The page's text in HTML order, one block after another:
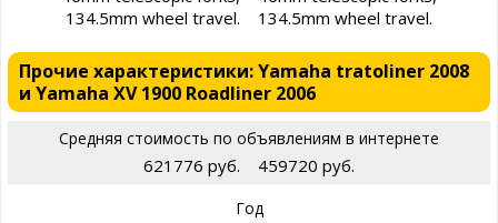
134.5mm wheel travel.
134.5mm wheel travel.
Прочие характеристики: Yamaha tratoliner 2008
и Yamaha XV 1900 Roadliner 2006
Средняя стоимость по объявлениям в интернете
621776 руб. 459720 руб.
Год